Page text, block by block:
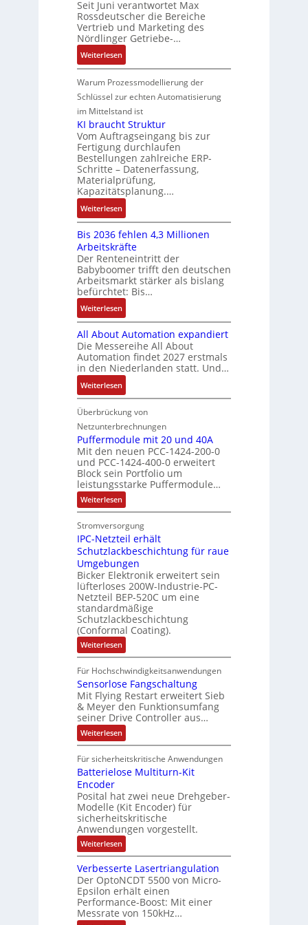
i
c
k
u
g
o
s
i
t
i
v
e
M
o
m
e
n
t
a
u
f
n
a
h
m
e
,
g
e
p
ä
g
t
d
u
r
d
a
s
A
u
s
l
a
n
d
g
e
s
c
h
ä
f
t
R
o
b
k
t
i
o
n
i
n
F
a
n
u
c
C
N
C
-
y
s
e
m
e
c
h
n
k
e
s
c
h
ä
f
t
s
f
ü
h
r
e
r
z
u
m
V
o
r
s
t
a
d
d
e
s
V
D
M
A
l
e
k
t
r
i
s
c
h
e
t
o
m
a
t
i
o
g
e
w
ä
h
t
s
a
u
l
t
S
y
s
t
è
m
e
s
:
Q
2
-
E
r
g
e
b
n
i
s
s
e
b
e
s
t
ä
t
i
g
e
n
J
a
r
e
s
z
i
e
l
e
Seit Juni verantwortet Max
Rossdeutscher die Bereiche
Vertrieb und Marketing des
Nördlinger Getriebe-…
Weiterlesen:
N
e
u
r
V
e
r
t
r
i
e
b
s
-
u
n
d
M
a
r
k
e
t
n
e
i
t
e
r
b
e
i
S
P
N
Warum Prozessmodellierung der
Schlüssel zur echten Automatisierung
im Mittelstand ist
KI braucht Struktur
Vom Auftragseingang bis zur
Fertigung durchlaufen
Bestellungen zahlreiche ERP-
Schritte – Datenerfassung,
Materialprüfung,
Kapazitätsplanung.…
Weiterlesen:
K
I
b
r
a
u
c
h
t
S
t
r
u
k
u
r
Bis 2036 fehlen 4,3 Millionen
Arbeitskräfte
Der Renteneintritt der
Babyboomer trifft den deutschen
Arbeitsmarkt stärker als bislang
befürchtet: Bis…
Weiterlesen:
B
i
s
2
0
3
6
f
e
h
l
e
n
4
,
M
i
l
l
i
o
n
e
n
A
r
b
e
i
t
s
k
ä
f
t
e
All About Automation expandiert
Die Messereihe All About
Automation findet 2027 erstmals
in den Niederlanden statt. Und…
Weiterlesen:
A
l
l
A
b
o
u
t
A
u
t
o
m
a
t
i
o
n
e
x
p
a
n
d
i
e
r
Überbrückung von
Netzunterbrechnungen
Puffermodule mit 20 und 40A
Mit den neuen PCC-1424-200-0
und PCC-1424-400-0 erweitert
Block sein Portfolio um
leistungsstarke Puffermodule…
Weiterlesen:
P
f
f
e
r
m
o
d
u
l
e
m
i
t
2
u
n
d
4
0
A
Stromversorgung
IPC-Netzteil erhält
Schutzlackbeschichtung für raue
Umgebungen
Bicker Elektronik erweitert sein
lüfterloses 200W-Industrie-PC-
Netzteil BEP-520C um eine
standardmäßige
Schutzlackbeschichtung
(Conformal Coating).
Weiterlesen:
I
C
-
N
e
t
z
t
e
l
e
r
ä
l
t
S
c
h
u
t
z
l
a
c
k
Für Hochschwindigkeitsanwendungen
Sensorlose Fangschaltung
Mit Flying Restart erweitert Sieb
& Meyer den Funktionsumfang
seiner Drive Controller aus…
Weiterlesen:
S
n
s
l
o
s
e
F
a
n
g
s
c
h
a
l
Für sicherheitskritische Anwendungen
Batterielose Multiturn-Kit
Encoder
Posital hat zwei neue Drehgeber-
Modelle (Kit Encoder) für
sicherheitskritische
Anwendungen vorgestellt.
Weiterlesen:
B
t
t
e
r
i
e
Verbesserte Lasertriangulation
Der OptoNCDT 5500 von Micro-
Epsilon erhält einen
Performance-Boost: Mit einer
Messrate von 150kHz…